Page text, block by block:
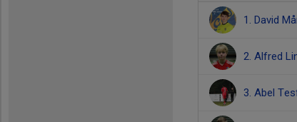
1. David
2. Alfred
3. Abel